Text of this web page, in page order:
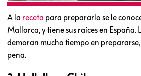
A la receta para prepararlo se le
Mallorca, y tiene sus raíces en España.
demoran mucho tiempo en
pena.